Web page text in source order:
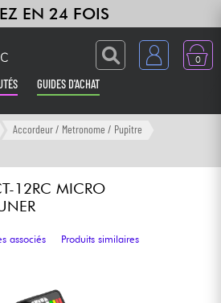
EN 24 FOIS
0
GUIDES D'ACHAT
Accordeur / Metronome / Pupitre
12RC MICRO
associés
Produits similaires